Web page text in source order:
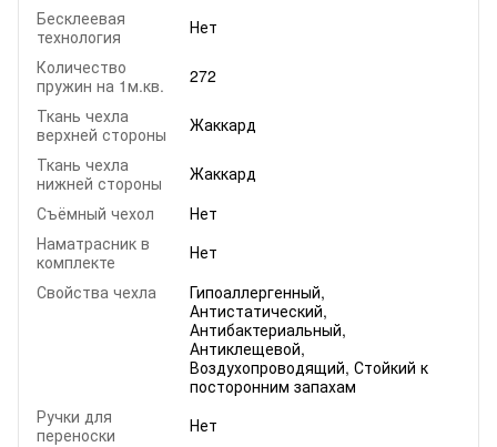
Бесклеевая
технология
Нет
Количество
пружин на 1м.кв.
272
Ткань чехла
верхней стороны
Жаккард
Ткань чехла
нижней стороны
Жаккард
Съёмный чехол
Нет
Наматрасник в
комплекте
Нет
Свойства чехла
Гипоаллергенный,
Антистатический,
Антибактериальный,
Антиклещевой,
Воздухопроводящий, Стойкий к
посторонним запахам
Ручки для
переноски
Нет